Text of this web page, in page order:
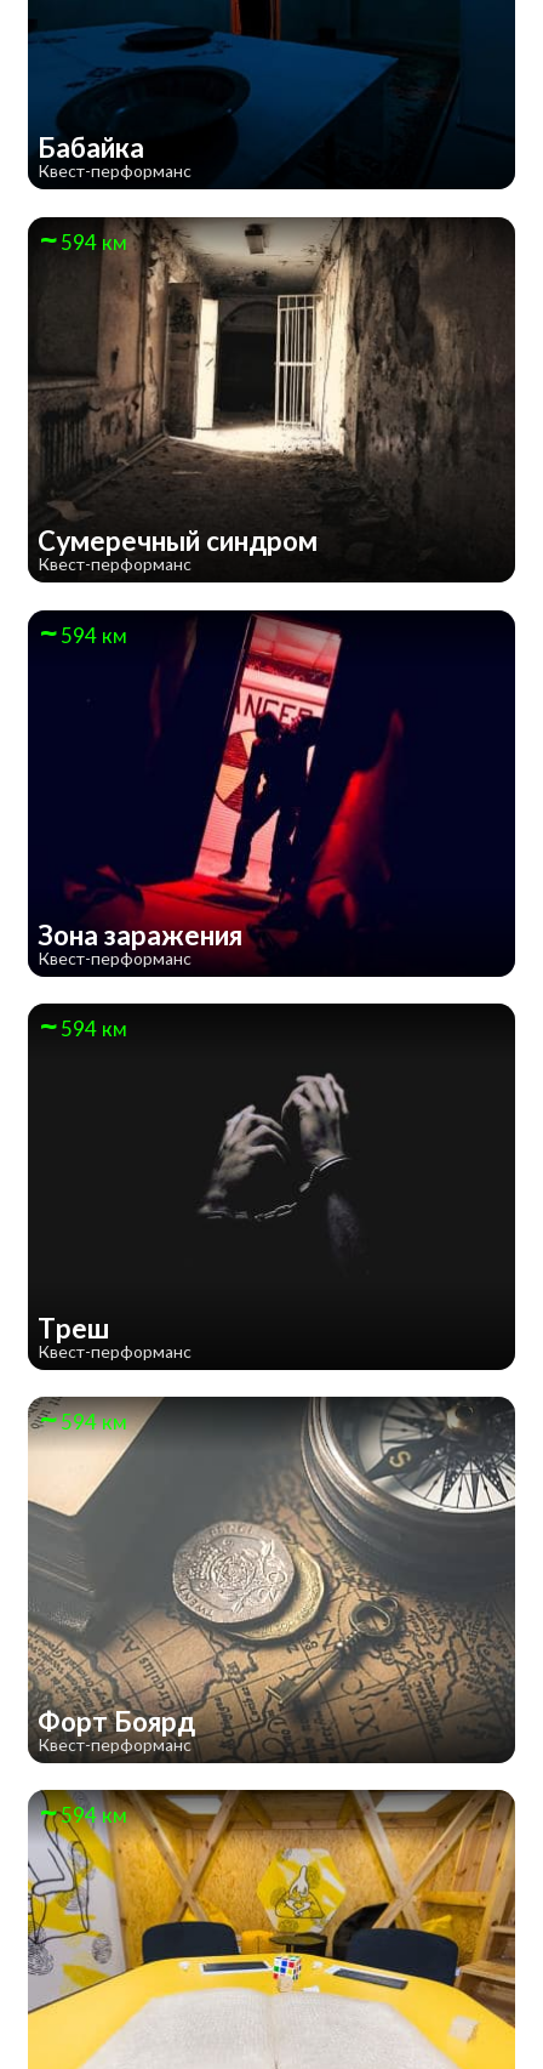
Бабайка
Квест-перформанс
594 км
Сумеречный синдром
Квест-перформанс
594 км
Зона заражения
Квест-перформанс
594 км
Треш
Квест-перформанс
594 км
Форт Боярд
Квест-перформанс
594 км